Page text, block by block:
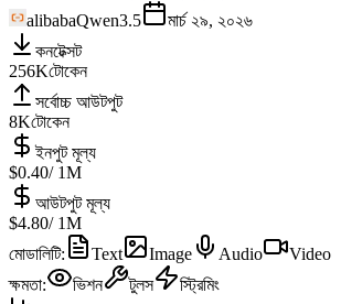
alibabaQwen3.5
মার্চ ২৯, ২০২৬
কনটেক্সট
256Kটোকেন
সর্বোচ্চ আউটপুট
8Kটোকেন
ইনপুট মূল্য
$0.40/ 1M
আউটপুট মূল্য
$4.80/ 1M
মোডালিটি: Text Image Audio
Video
ক্ষমতা: ভিশন টুলস
স্ট্রিমিং